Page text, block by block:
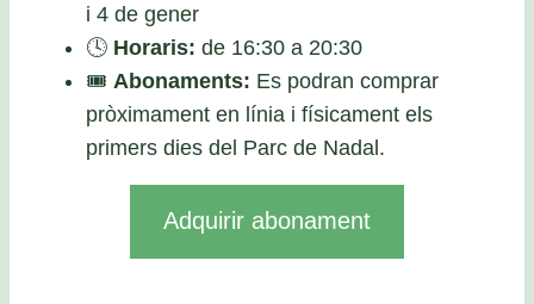
i 4 de gener
🕓 Horaris: de 16:30 a 20:30
🎟️ Abonaments: Es podran comprar
pròximament en línia i físicament els
primers dies del Parc de Nadal.
Adquirir abonament